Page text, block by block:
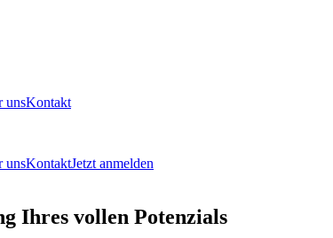
unsKontakt
unsKontaktJetzt anmelden
Ihres vollen Potenzials